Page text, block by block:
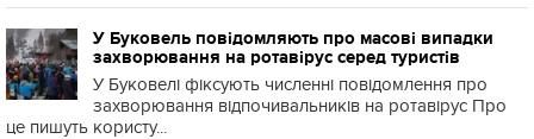
У Буковель повідомляють про масові випадки
захворювання на ротавірус серед туристів
У Буковелі фіксують численні повідомлення про
захворювання відпочивальників на ротавірус Про
це пишуть користу...